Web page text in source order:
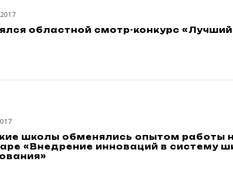
областной смотр-конкурс
школы обменялись опытом работы
«Внедрение инноваций в систему